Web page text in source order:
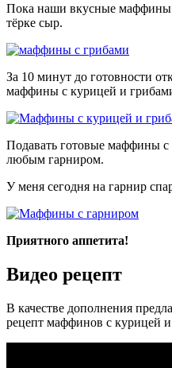
Пока наши вкусные маффины
тёрке сыр.
За 10 минут до готовности
маффины с курицей и
Подавать готовые маффины
любым гарниром.
У меня сегодня на гарнир
Приятного аппетита!
Видео рецепт
В качестве дополнения
рецепт маффинов с курицей